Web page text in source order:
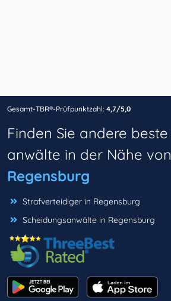
Gesamt-TBR®-Prüfpunktzahl: 4,7/5,0
Finden Sie andere beste
anwälte in der Nähe von
Regensburg
Strafverteidiger in Regensburg
Scheidungsanwälte in Regensburg